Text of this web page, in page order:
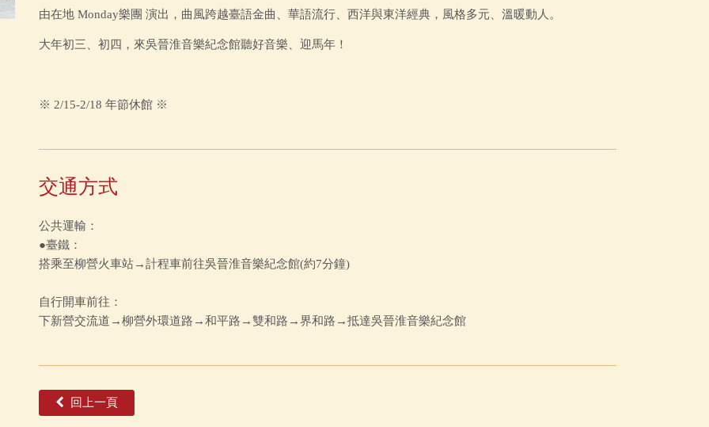
由在地 Monday樂團 演出，曲風跨越臺語金曲、華語流行、西洋與東洋經典，風格多元、溫暖動人。
大年初三、初四，來吳晉淮音樂紀念館聽好音樂、迎馬年！
※ 2/15-2/18 年節休館 ※
交通方式
公共運輸：
●臺鐵：
搭乘至柳營火車站→計程車前往吳晉淮音樂紀念館(約7分鐘)
自行開車前往：
下新營交流道→柳營外環道路→和平路→雙和路→界和路→抵達吳晉淮音樂紀念館
回上一頁